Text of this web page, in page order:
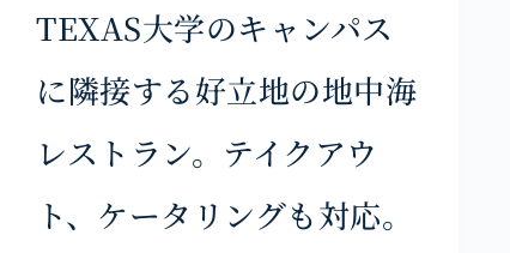
TEXAS大学のキャンパス
に隣接する好立地の地中海
レストラン。テイクアウ
ト、ケータリングも対応。